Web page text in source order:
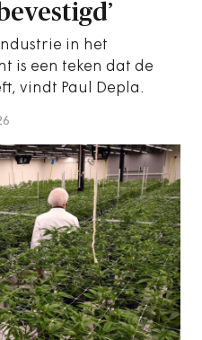
in het
is een teken dat de
vindt Paul Depla.